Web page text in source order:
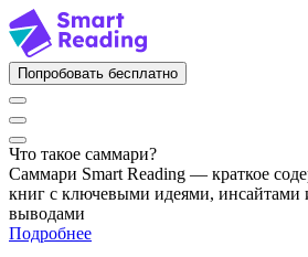
Попробовать бесплатно
Что такое саммари?
Саммари Smart Reading — краткое
книг с ключевыми идеями, инсайтами
выводами
Подробнее